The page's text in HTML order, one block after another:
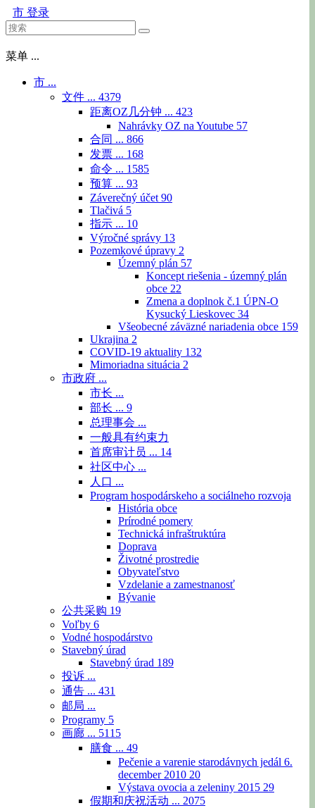
市 登录
菜单 ...
市 ...
文件 ... 4379
距离OZ几分钟 ... 423
Nahrávky OZ na Youtube 57
合同 ... 866
发票 ... 168
命令 ... 1585
预算 ... 93
Záverečný účet 90
Tlačivá 5
指示 ... 10
Výročné správy 13
Pozemkové úpravy 2
Územný plán 57
Koncept riešenia - územný plán
obce 22
Zmena a doplnok č.1 ÚPN-O
Kysucký Lieskovec 34
Všeobecné záväzné nariadenia obce 159
Ukrajina 2
COVID-19 aktuality 132
Mimoriadna situácia 2
市政府 ...
市长 ...
部长 ... 9
总理事会 ...
一般具有约束力
首席审计员 ... 14
社区中心 ...
人口 ...
Program hospodárskeho a sociálneho rozvoja
História obce
Prírodné pomery
Technická infraštruktúra
Doprava
Životné prostredie
Obyvateľstvo
Vzdelanie a zamestnanosť
Bývanie
公共采购 19
Voľby 6
Vodné hospodárstvo
Stavebný úrad
Stavebný úrad 189
投诉 ...
通告 ... 431
邮局 ...
Programy 5
画廊 ... 5115
膳食 ... 49
Pečenie a varenie starodávnych jedál 6.
december 2010 20
Výstava ovocia a zeleniny 2015 29
假期和庆祝活动 ... 2075